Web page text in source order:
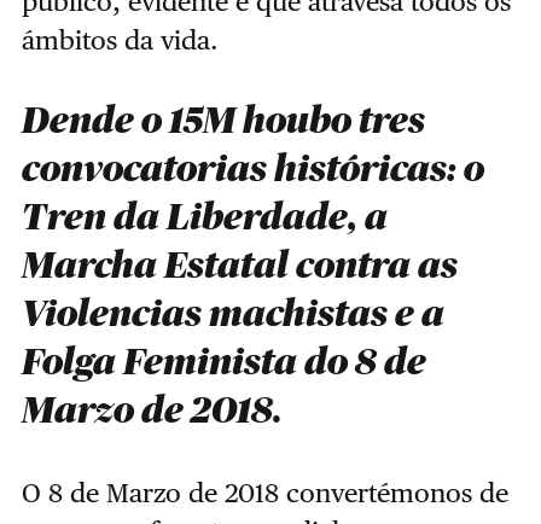
ámbitos da vida.
Dende o 15M houbo tres
convocatorias históricas: o
Tren da Liberdade, a
Marcha Estatal contra as
Violencias machistas e a
Folga Feminista do 8 de
Marzo de 2018.
O 8 de Marzo de 2018 convertémonos de